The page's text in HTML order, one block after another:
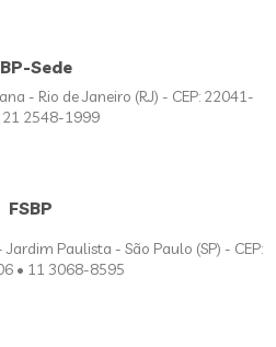
Sede
- Rio de Janeiro (RJ) - CEP: 22041-
21 2548-1999
FSBP
Paulista - São Paulo (SP) - CEP:
• 11 3068-8595